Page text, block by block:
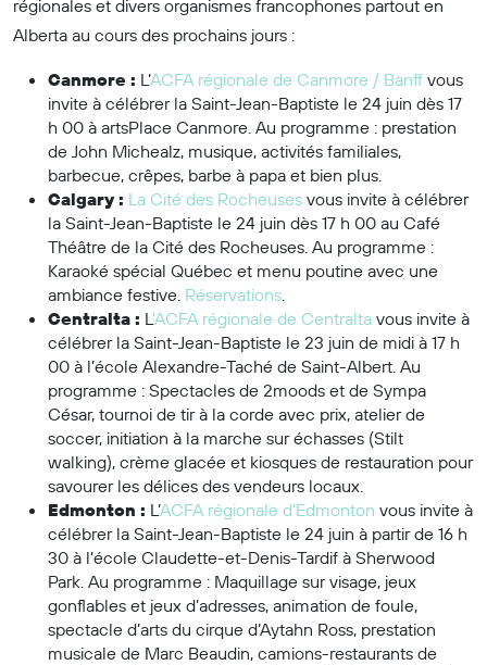
régionales et divers organismes francophones partout en
Alberta au cours des prochains jours :
Canmore : L’ACFA régionale de Canmore / Banff vous
invite à célébrer la Saint-Jean-Baptiste le 24 juin dès 17
h 00 à artsPlace Canmore. Au programme : prestation
de John Michealz, musique, activités familiales,
barbecue, crêpes, barbe à papa et bien plus.
Calgary : La Cité des Rocheuses vous invite à célébrer
la Saint-Jean-Baptiste le 24 juin dès 17 h 00 au Café
Théâtre de la Cité des Rocheuses. Au programme :
Karaoké spécial Québec et menu poutine avec une
ambiance festive. Réservations.
Centralta : L’ACFA régionale de Centralta vous invite à
célébrer la Saint-Jean-Baptiste le 23 juin de midi à 17 h
00 à l’école Alexandre-Taché de Saint-Albert. Au
programme : Spectacles de 2moods et de Sympa
César, tournoi de tir à la corde avec prix, atelier de
soccer, initiation à la marche sur échasses (Stilt
walking), crème glacée et kiosques de restauration pour
savourer les délices des vendeurs locaux.
Edmonton : L’ACFA régionale d’Edmonton vous invite à
célébrer la Saint-Jean-Baptiste le 24 juin à partir de 16 h
30 à l’école Claudette-et-Denis-Tardif à Sherwood
Park. Au programme : Maquillage sur visage, jeux
gonflables et jeux d’adresses, animation de foule,
spectacle d’arts du cirque d’Aytahn Ross, prestation
musicale de Marc Beaudin, camions-restaurants de